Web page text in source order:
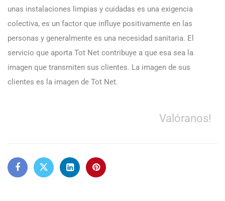
unas instalaciones limpias y cuidadas es una exigencia
colectiva, es un factor que influye positivamente en las
personas y generalmente es una necesidad sanitaria. El
servicio que aporta Tot Net contribuye a que esa sea la
imagen que transmiten sus clientes. La imagen de sus
clientes es la imagen de Tot Net.
Valóranos!